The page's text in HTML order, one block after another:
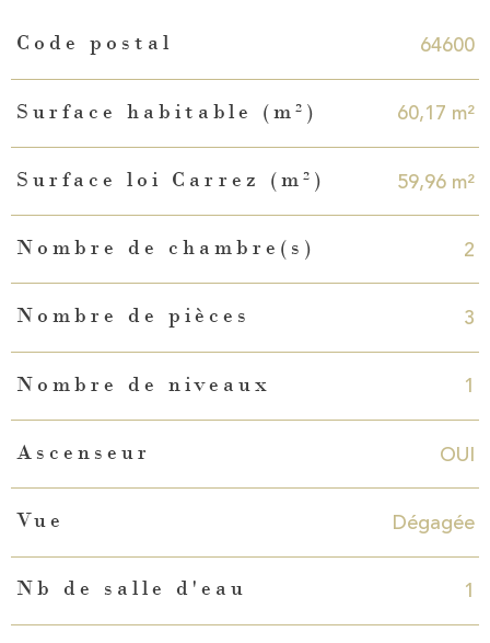
Caractéristiques
Code postal 64600
Surface habitable (m²) 60,17 m²
Surface loi Carrez (m²) 59,96 m²
Nombre de chambre(s) 2
Nombre de pièces 3
Nombre de niveaux 1
Ascenseur OUI
Vue Dégagée
Nb de salle d'eau 1